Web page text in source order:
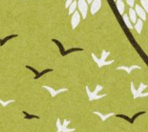
Kviss
Podden
Anmäl till
Föreslå nyord